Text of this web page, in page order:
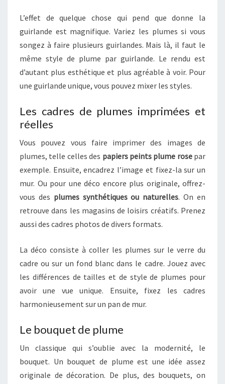
L’effet de quelque chose qui pend que donne la
guirlande est magnifique. Variez les plumes si vous
songez à faire plusieurs guirlandes. Mais là, il faut le
même style de plume par guirlande. Le rendu est
d’autant plus esthétique et plus agréable à voir. Pour
une guirlande unique, vous pouvez mixer les styles.
Les cadres de plumes imprimées et
réelles
Vous pouvez vous faire imprimer des images de
plumes, telle celles des papiers peints plume rosepar
exemple. Ensuite, encadrez l’image et fixez-la sur un
mur. Ou pour une déco encore plus originale, offrez-
vous des plumes synthétiques ou naturelles. On en
retrouve dans les magasins de loisirs créatifs. Prenez
aussi des cadres photos de divers formats.
La déco consiste à coller les plumes sur le verre du
cadre ou sur un fond blanc dans le cadre. Jouez avec
les différences de tailles et de style de plumes pour
avoir une vue unique. Ensuite, fixez les cadres
harmonieusement sur un pan de mur.
Le bouquet de plume
Un classique qui s’oublie avec la modernité, le
bouquet. Un bouquet de plume est une idée assez
originale de décoration. De plus, des bouquets, on